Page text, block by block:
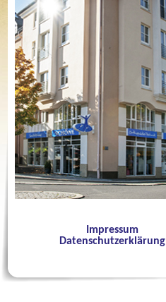
Impressum
Datenschutzerklärung